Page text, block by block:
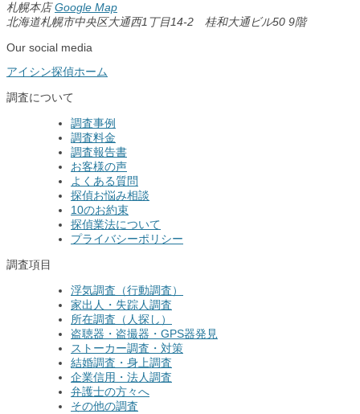
札幌本店Google Map
北海道札幌市中央区大通西1丁目14-2 桂和大通ビル50 9階
Our social media
アイシン探偵ホーム
調査について
調査事例
調査料金
調査報告書
お客様の声
よくある質問
探偵お悩み相談
10のお約束
探偵業法について
プライバシーポリシー
調査項目
浮気調査（行動調査）
家出人・失踪人調査
所在調査（人探し）
盗聴器・盗撮器・GPS器発見
ストーカー調査・対策
結婚調査・身上調査
企業信用・法人調査
弁護士の方々へ
その他の調査